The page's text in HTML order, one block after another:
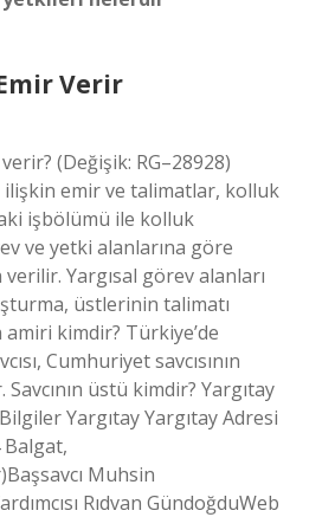
Verir
(Değişik: RG–28928)
ilişkin emir ve talimatlar, kolluk
işbölümü ile kolluk
ve yetki alanlarına göre
verilir. Yargısal görev alanları
üstlerinin talimatı
amiri kimdir? Türkiye’de
Cumhuriyet savcısının
üstü kimdir? Yargıtay
Bilgiler Yargıtay Yargıtay Adresi
Balgat,
Muhsin
Rıdvan GündoğduWeb